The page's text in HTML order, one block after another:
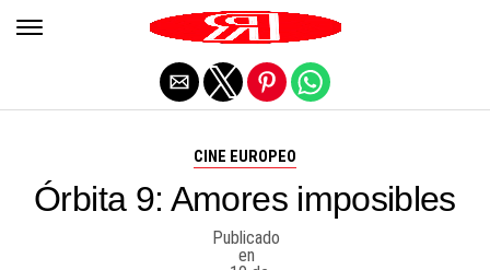
CINE EUROPEO
Órbita 9: Amores imposibles
Publicado
en
Salir de la versión móvil